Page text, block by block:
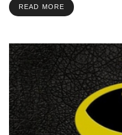
READ MORE